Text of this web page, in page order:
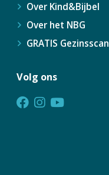
Over Kind&Bijbel
Over het NBG
GRATIS Gezinsscan
Volg ons